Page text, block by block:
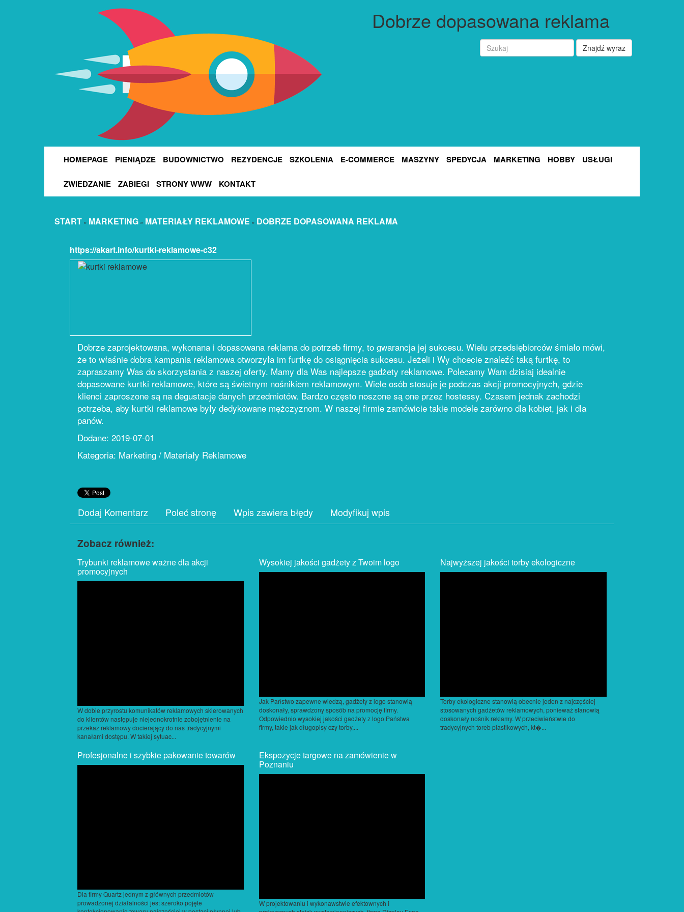
Dobrze dopasowana reklama
Znajdź wyraz
HOMEPAGE PIENIĄDZE BUDOWNICTWO REZYDENCJE SZKOLENIA E-COMMERCE MASZYNY SPEDYCJA MARKETING HOBBY USŁUGI
ZWIEDZANIE ZABIEGI STRONY WWW KONTAKT
START » MARKETING » MATERIAŁY REKLAMOWE » DOBRZE DOPASOWANA REKLAMA
https://akart.info/kurtki-reklamowe-c32
Dobrze zaprojektowana, wykonana i dopasowana reklama do potrzeb firmy, to gwarancja jej sukcesu. Wielu przedsiębiorców śmiało mówi,
że to właśnie dobra kampania reklamowa otworzyła im furtkę do osiągnięcia sukcesu. Jeżeli i Wy chcecie znaleźć taką furtkę, to
zapraszamy Was do skorzystania z naszej oferty. Mamy dla Was najlepsze gadżety reklamowe. Polecamy Wam dzisiaj idealnie
dopasowane kurtki reklamowe, które są świetnym nośnikiem reklamowym. Wiele osób stosuje je podczas akcji promocyjnych, gdzie
klienci zaproszone są na degustacje danych przedmiotów. Bardzo często noszone są one przez hostessy. Czasem jednak zachodzi
potrzeba, aby kurtki reklamowe były dedykowane mężczyznom. W naszej firmie zamówicie takie modele zarówno dla kobiet, jak i dla
panów.
Dodane: 2019-07-01
Kategoria: Marketing / Materiały Reklamowe
Dodaj Komentarz Poleć stronę Wpis zawiera błędy Modyfikuj wpis
Zobacz również:
Trybunki reklamowe ważne dla akcji
promocyjnych
W dobie przyrostu komunikatów reklamowych skierowanych
do klientów następuje niejednokrotnie zobojętnienie na
przekaz reklamowy docierający do nas tradycyjnymi
kanałami dostępu. W takiej sytuac...
Wysokiej jakości gadżety z Twoim logo
Jak Państwo zapewne wiedzą, gadżety z logo stanowią
doskonały, sprawdzony sposób na promocję firmy.
Odpowiednio wysokiej jakości gadżety z logo Państwa
firmy, takie jak długopisy czy torby,...
Najwyższej jakości torby ekologiczne
Torby ekologiczne stanowią obecnie jeden z najczęściej
stosowanych gadżetów reklamowych, ponieważ stanowią
doskonały nośnik reklamy. W przeciwieństwie do
tradycyjnych toreb plastikowych, kt�...
Profesjonalne i szybkie pakowanie towarów
Dla firmy Quartz jednym z głównych przedmiotów
prowadzonej działalności jest szeroko pojęte
Ekspozycje targowe na zamówienie w
Poznaniu
W projektowaniu i wykonawstwie efektownych i